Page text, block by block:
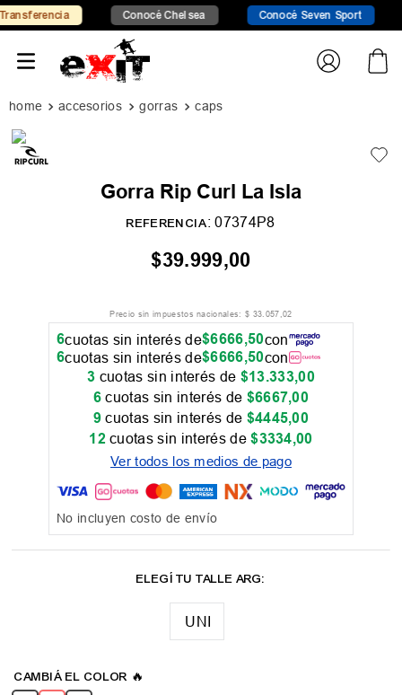
Conocé Chelsea Conocé Seven Sport
accesorios gorras caps
Gorra Rip Curl La Isla
REFERENCIA:07374P8
$39.999,00
Precio sin impuestos nacionales: $ 33.057,02
6cuotas sin interés de$6666,50con
6cuotas sin interés de$6666,50con
3 cuotas sin interés de $13.333,00
6 cuotas sin interés de $6667,00
9 cuotas sin interés de $4445,00
12 cuotas sin interés de$3334,00
Ver todos los medios de pago
No incluyen costo de envío
UNI